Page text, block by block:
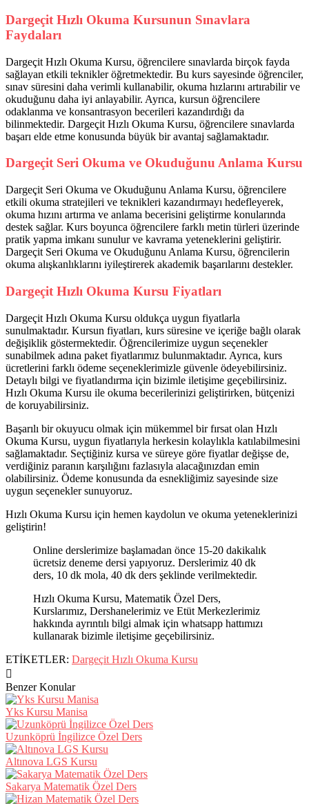
Dargeçit Hızlı Okuma Kursunun Sınavlara
Faydaları
Dargeçit Hızlı Okuma Kursu, öğrencilere sınavlarda birçok fayda
sağlayan etkili teknikler öğretmektedir. Bu kurs sayesinde öğrenciler,
sınav süresini daha verimli kullanabilir, okuma hızlarını artırabilir ve
okuduğunu daha iyi anlayabilir. Ayrıca, kursun öğrencilere
odaklanma ve konsantrasyon becerileri kazandırdığı da
bilinmektedir. Dargeçit Hızlı Okuma Kursu, öğrencilere sınavlarda
başarı elde etme konusunda büyük bir avantaj sağlamaktadır.
Dargeçit Seri Okuma ve Okuduğunu Anlama Kursu
Dargeçit Seri Okuma ve Okuduğunu Anlama Kursu, öğrencilere
etkili okuma stratejileri ve teknikleri kazandırmayı hedefleyerek,
okuma hızını artırma ve anlama becerisini geliştirme konularında
destek sağlar. Kurs boyunca öğrencilere farklı metin türleri üzerinde
pratik yapma imkanı sunulur ve kavrama yeteneklerini geliştirir.
Dargeçit Seri Okuma ve Okuduğunu Anlama Kursu, öğrencilerin
okuma alışkanlıklarını iyileştirerek akademik başarılarını destekler.
Dargeçit Hızlı Okuma Kursu Fiyatları
Dargeçit Hızlı Okuma Kursu oldukça uygun fiyatlarla
sunulmaktadır. Kursun fiyatları, kurs süresine ve içeriğe bağlı olarak
değişiklik göstermektedir. Öğrencilerimize uygun seçenekler
sunabilmek adına paket fiyatlarımız bulunmaktadır. Ayrıca, kurs
ücretlerini farklı ödeme seçeneklerimizle güvenle ödeyebilirsiniz.
Detaylı bilgi ve fiyatlandırma için bizimle iletişime geçebilirsiniz.
Hızlı Okuma Kursu ile okuma becerilerinizi geliştirirken, bütçenizi
de koruyabilirsiniz.
Başarılı bir okuyucu olmak için mükemmel bir fırsat olan Hızlı
Okuma Kursu, uygun fiyatlarıyla herkesin kolaylıkla katılabilmesini
sağlamaktadır. Seçtiğiniz kursa ve süreye göre fiyatlar değişse de,
verdiğiniz paranın karşılığını fazlasıyla alacağınızdan emin
olabilirsiniz. Ödeme konusunda da esnekliğimiz sayesinde size
uygun seçenekler sunuyoruz.
Hızlı Okuma Kursu için hemen kaydolun ve okuma yeteneklerinizi
geliştirin!
Online derslerimize başlamadan önce 15-20 dakikalık
ücretsiz deneme dersi yapıyoruz. Derslerimiz 40 dk
ders, 10 dk mola, 40 dk ders şeklinde verilmektedir.
Hızlı Okuma Kursu, Matematik Özel Ders,
Kurslarımız, Dershanelerimiz ve Etüt Merkezlerimiz
hakkında ayrıntılı bilgi almak için whatsapp hattımızı
kullanarak bizimle iletişime geçebilirsiniz.
ETİKETLER: Dargeçit Hızlı Okuma Kursu
Benzer Konular
Yks Kursu Manisa
Uzunköprü İngilizce Özel Ders
Altınova LGS Kursu
Sakarya Matematik Özel Ders